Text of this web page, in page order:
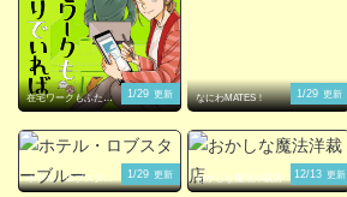
在宅ワークもふたり
でいれば
1/29 更新 なにわMATES！ 1/29 更新
ホテル・ロブスター
ブルー
1/29 更新 おかしな魔法洋裁店 12/13 更新